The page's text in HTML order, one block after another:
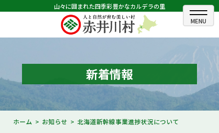
山々に囲まれた四季彩豊かなカルデラの里
ホーム
むらのできごと
むらのプロフィール
くらしの情報
新着情報
ホーム お知らせ 北海道新幹線事業進捗状況について